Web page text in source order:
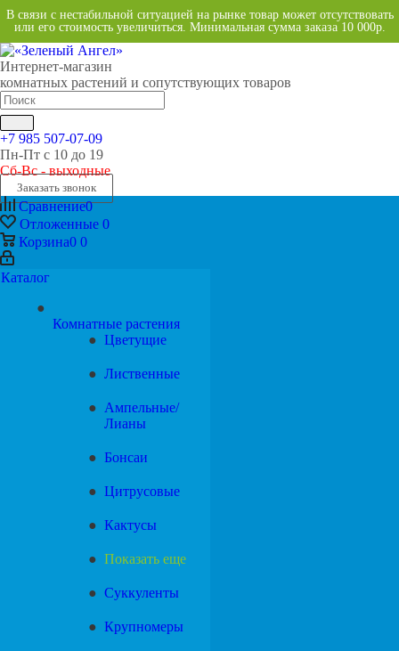
В связи с нестабильной ситуацией на рынке товар может отсутствовать
или его стоимость увеличиться. Минимальная сумма заказа 10 000р.
Интернет-магазин
комнатных растений и сопутствующих товаров
+7 985 507-07-09
Пн-Пт с 10 до 19
Сб-Вс - выходные
Заказать звонок
Сравнение0
Отложенные 0
Корзина0 0
Каталог
Комнатные растения
Цветущие
Лиственные
Ампельные/
Лианы
Бонсаи
Цитрусовые
Кактусы
Показать еще
Суккуленты
Крупномеры